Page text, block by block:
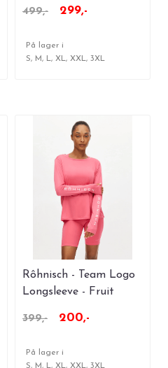
499,-
299,-
På lager i
S, M, L, XL, XXL, 3XL
Rôhnisch - Team Logo
Longsleeve - Fruit
399,-
200,-
På lager i
S, M, L, XL, XXL, 3XL